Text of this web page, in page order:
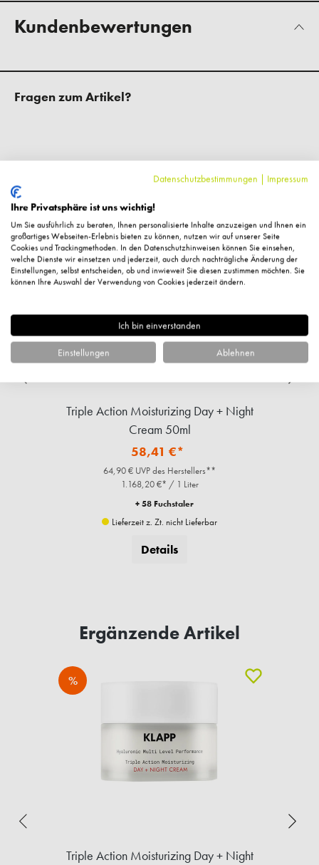
Kundenbewertungen
Fragen zum Artikel?
Ähnliche Artikel
%
Triple Action Moisturizing Day + Night
Cream 50ml
58,41 €*
64,90 € UVP des Herstellers**
1.168,20 €* / 1 Liter
+ 58 Fuchstaler
Lieferzeit z. Zt. nicht Lieferbar
Details
Ergänzende Artikel
%
Triple Action Moisturizing Day + Night
Datenschutzbestimmungen | Impressum
Ihre Privatsphäre ist uns wichtig!
Um Sie ausführlich zu beraten, Ihnen personalisierte Inhalte anzuzeigen und Ihnen ein
großartiges Webseiten-Erlebnis bieten zu können, nutzen wir auf unserer Seite
Cookies und Trackingmethoden. In den Datenschutzhinweisen können Sie einsehen,
welche Dienste wir einsetzen und jederzeit, auch durch nachträgliche Änderung der
Einstellungen, selbst entscheiden, ob und inwieweit Sie diesen zustimmen möchten. Sie
können Ihre Auswahl der Verwendung von Cookies jederzeit ändern.
Ich bin einverstanden
Einstellungen Ablehnen